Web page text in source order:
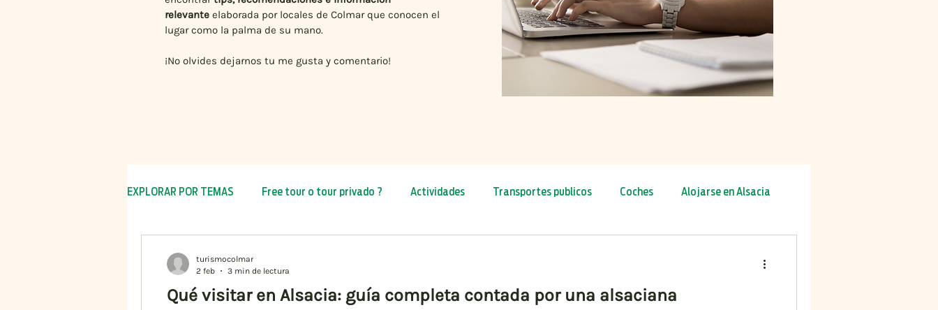
relevante elaborada por locales de Colmar que conocen el
lugar como la palma de su mano.
¡No olvides dejarnos tu me gusta y comentario!
EXPLORAR POR TEMAS Free tour o tour privado ? Actividades Transportes publicos Coches Alojarse en Alsacia
Perros en Alsacia Comida Navidad 2024
Qué visitar en Alsacia: guía completa contada por una alsaciana
turismocolmar
2 feb
3 min de lectura